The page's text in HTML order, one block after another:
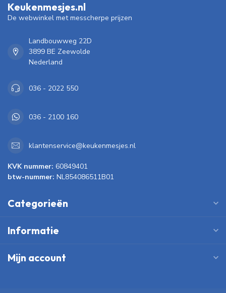
Keukenmesjes.nl
De webwinkel met messcherpe prijzen
Landbouwweg 22D
3899 BE Zeewolde
Nederland
036 - 2022 550
036 - 2100 160
klantenservice@keukenmesjes.nl
KVK nummer: 60849401
btw-nummer: NL854086511B01
Categorieën
Informatie
Mijn account